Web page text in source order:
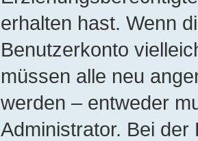
erhalten hast. Wenn
Benutzerkonto
müssen alle neu
werden – entweder
Administrator. Bei